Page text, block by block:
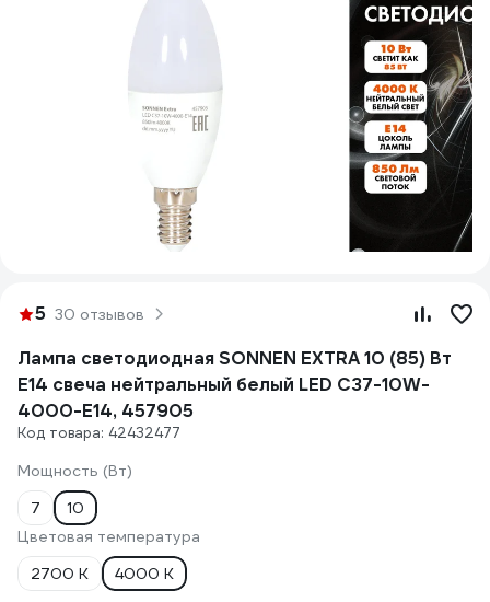
5 30 отзывов
Лампа светодиодная SONNEN EXTRA 10 (85) Вт
Е14 свеча нейтральный белый LED C37-10W-
4000-Е14, 457905
Код товара: 42432477
Мощность (Вт)
7
10
Цветовая температура
2700 К
4000 К